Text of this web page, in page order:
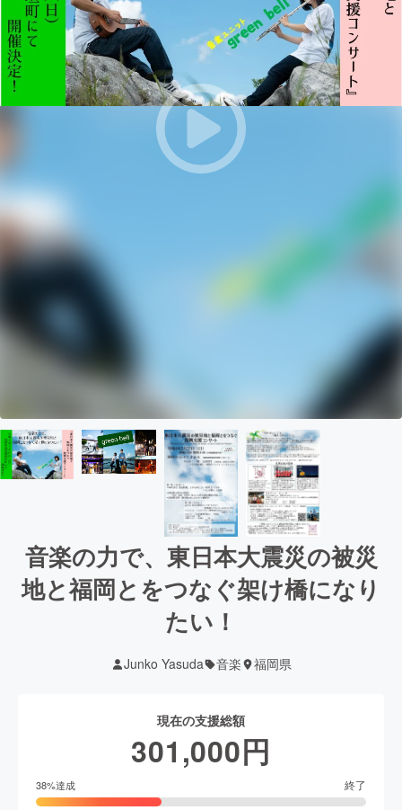
音楽の力で、東日本大震災の被災
地と福岡とをつなぐ架け橋になり
たい！
Junko Yasuda 音楽 福岡県
現在の支援総額
301,000円
38%達成 終了